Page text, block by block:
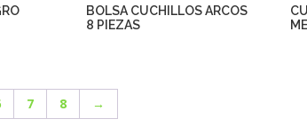
BOLSA CUCHILLOS ARCOS
8 PIEZAS
7 8 →